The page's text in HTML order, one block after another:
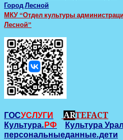
Город Лесной
МКУ “Отдел культуры
Лесной”
ГОСУСЛУГИ ARTEFACT
Культура.РФ
Культура
персональныеданные.дети